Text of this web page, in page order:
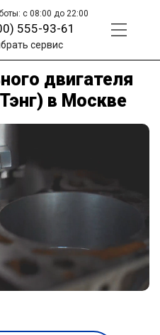
с 08:00 до 22:00
555-93-61
сервис
двигателя
в Москве